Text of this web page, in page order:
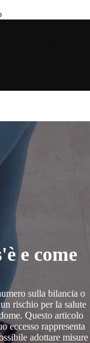
e come
sulla bilancia o
rischio per la salute
Questo articolo
eccesso rappresenta
adottare misure